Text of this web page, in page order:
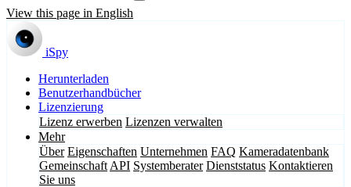
View this page in English
iSpy
Herunterladen
Benutzerhandbücher
Lizenzierung
Lizenz erwerben Lizenzen verwalten
Mehr
Über Eigenschaften Unternehmen FAQ Kameradatenbank
Gemeinschaft API Systemberater Dienststatus Kontaktieren
Sie uns